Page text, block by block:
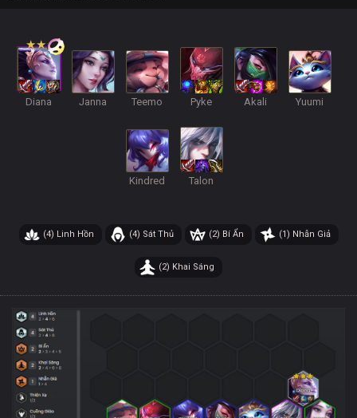
Diana Janna Teemo Pyke Akali Yuumi
Kindred Talon
(4) Linh Hồn (4) Sát Thủ (2) Bí Ẩn (1) Nhẫn Giả
(2) Khai Sáng